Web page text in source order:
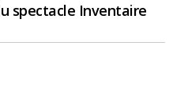
spectacle Inventaire